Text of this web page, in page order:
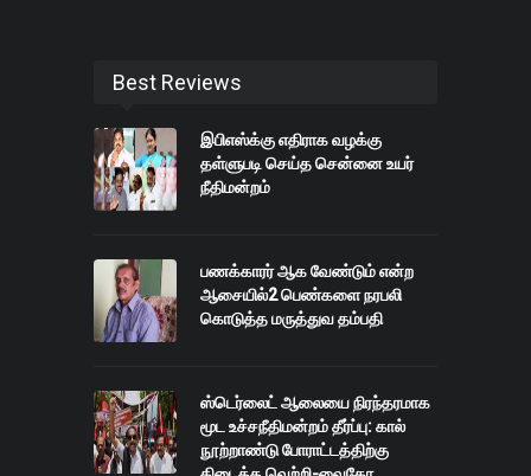
Best Reviews
இபிஎஸ்க்கு எதிராக வழக்கு
தள்ளுபடி செய்த சென்னை உயர்
நீதிமன்றம்
பணக்காரர் ஆக வேண்டும் என்ற
ஆசையில்2 பெண்களை நரபலி
கொடுத்த மருத்துவ தம்பதி
ஸ்டெர்லைட் ஆலையை நிரந்தரமாக
மூட உச்சநீதிமன்றம் தீர்ப்பு: கால்
நூற்றாண்டு போராட்டத்திற்கு